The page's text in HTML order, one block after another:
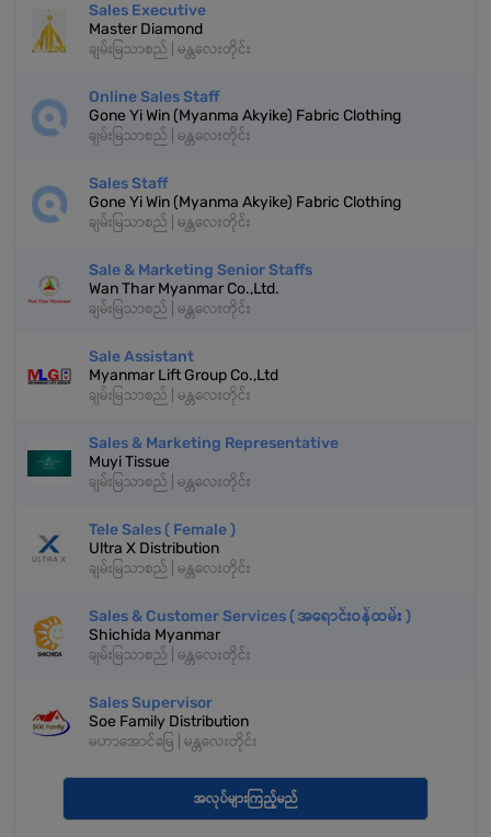
Sales Executive
Master Diamond
ချမ်းမြသာစည် | မန္တလေးတိုင်း
Online Sales Staff
Gone Yi Win (Myanma Akyike) Fabric Clothing
ချမ်းမြသာစည် | မန္တလေးတိုင်း
Sales Staff
Gone Yi Win (Myanma Akyike) Fabric Clothing
ချမ်းမြသာစည် | မန္တလေးတိုင်း
Sale & Marketing Senior Staffs
Wan Thar Myanmar Co.,Ltd.
ချမ်းမြသာစည် | မန္တလေးတိုင်း
Sale Assistant
Myanmar Lift Group Co.,Ltd
ချမ်းမြသာစည် | မန္တလေးတိုင်း
Sales & Marketing Representative
Muyi Tissue
ချမ်းမြသာစည် | မန္တလေးတိုင်း
Tele Sales ( Female )
Ultra X Distribution
ချမ်းမြသာစည် | မန္တလေးတိုင်း
Sales & Customer Services ( အရောင်းဝန်ထမ်း )
Shichida Myanmar
ချမ်းမြသာစည် | မန္တလေးတိုင်း
Sales Supervisor
Soe Family Distribution
မဟာအောင်မြေ | မန္တလေးတိုင်း
အလုပ်များကြည့်မည်